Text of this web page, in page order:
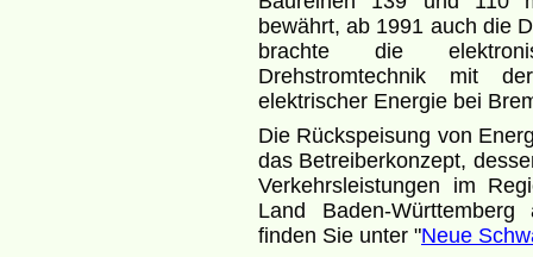
bewährt, ab 1991 auch die
brachte die
Drehstromtechnik mit
elektrischer Energie bei
Die Rückspeisung von
das Betreiberkonzept,
Verkehrsleistungen im
Land Baden-
finden Sie unter "Neue